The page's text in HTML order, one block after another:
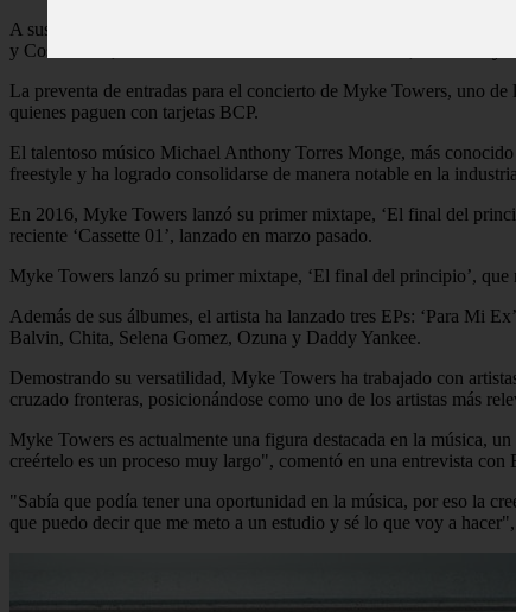
A sus 30 años, Myke Towers se consolida como una de las
y Cosculluela, además de éxitos recientes como 'Lala', 'La falda' y
La preventa de entradas para el concierto de Myke Towers, uno
quienes paguen con tarjetas BCP.
El talentoso músico Michael Anthony Torres Monge, más
freestyle y ha logrado consolidarse de manera notable en la
En 2016, Myke Towers lanzó su primer mixtape, ‘El final del
reciente ‘Cassette 01’, lanzado en marzo pasado.
Myke Towers lanzó su primer mixtape, ‘El final del principio’,
Además de sus álbumes, el artista ha lanzado tres EPs: ‘Para Mi
Balvin, Chita, Selena Gomez, Ozuna y Daddy Yankee.
Demostrando su versatilidad, Myke Towers ha trabajado con
cruzado fronteras, posicionándose como uno de los artistas más
Myke Towers es actualmente una figura destacada en la música,
creértelo es un proceso muy largo", comentó en una entrevista
"Sabía que podía tener una oportunidad en la música, por eso la
que puedo decir que me meto a un estudio y sé lo que voy a